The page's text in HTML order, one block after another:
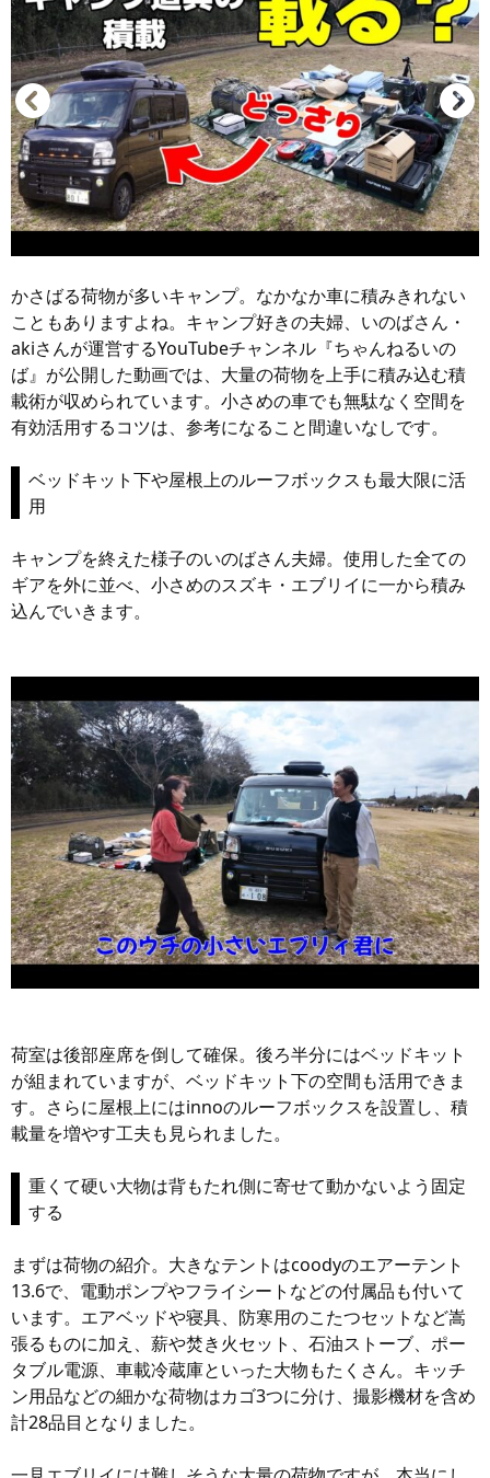
かさばる荷物が多いキャンプ。なかなか車に積みきれない
こともありますよね。キャンプ好きの夫婦、いのばさん・
akiさんが運営するYouTubeチャンネル『ちゃんねるいの
ば』が公開した動画では、大量の荷物を上手に積み込む積
載術が収められています。小さめの車でも無駄なく空間を
有効活用するコツは、参考になること間違いなしです。
ベッドキット下や屋根上のルーフボックスも最大限に活
用
キャンプを終えた様子のいのばさん夫婦。使用した全ての
ギアを外に並べ、小さめのスズキ・エブリイに一から積み
込んでいきます。
荷室は後部座席を倒して確保。後ろ半分にはベッドキット
が組まれていますが、ベッドキット下の空間も活用できま
す。さらに屋根上にはinnoのルーフボックスを設置し、積
載量を増やす工夫も見られました。
重くて硬い大物は背もたれ側に寄せて動かないよう固定
する
まずは荷物の紹介。大きなテントはcoodyのエアーテント
13.6で、電動ポンプやフライシートなどの付属品も付いて
います。エアベッドや寝具、防寒用のこたつセットなど嵩
張るものに加え、薪や焚き火セット、石油ストーブ、ポー
タブル電源、車載冷蔵庫といった大物もたくさん。キッチ
ン用品などの細かな荷物はカゴ3つに分け、撮影機材を含め
計28品目となりました。